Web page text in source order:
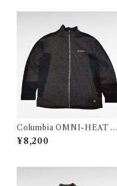
Columbia OMNI-HEAT Gr
ade Max jacket
¥8,200